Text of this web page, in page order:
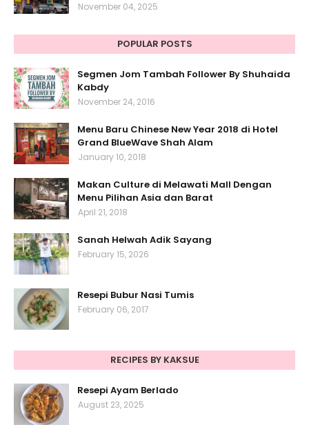
November 04, 2025
POPULAR POSTS
Segmen Jom Tambah Follower By Shuhaida
Kabdy
November 24, 2016
Menu Baru Chinese New Year 2018 di Hotel
Grand BlueWave Shah Alam
January 10, 2018
Makan Culture di Melawati Mall Dengan
Menu Pilihan Asia dan Barat
April 21, 2018
Sanah Helwah Adik Sayang
February 15, 2026
Resepi Bubur Nasi Tumis
February 06, 2017
RECIPES BY KAKSUE
Resepi Ayam Berlado
August 23, 2025